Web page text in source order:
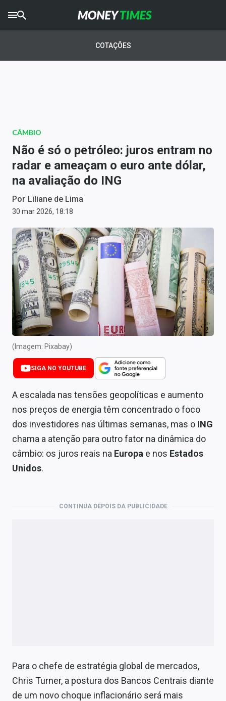
AGROTIMES
Newsletters
Money Trader
Anuncie
Últimas Notícias
Newsletters
Cotações
Comprar ou vender?
Carteiras Recomendadas
Central de Dividendos
Central de Fundos Imobiliários
Central dos IPOs
Renda Fixa
Finanças Pessoais
Mercados
Economia
Conteúdo de Marca
Sobre
COTAÇÕES
CÂMBIO
Não é só o petróleo: juros entram no
radar e ameaçam o euro ante dólar,
na avaliação do ING
Por Liliane de Lima
30 mar 2026, 18:18
(Imagem: Pixabay)
SIGA NO YOUTUBE
A escalada nas tensões geopolíticas e aumento
nos preços de energia têm concentrado o foco
dos investidores nas últimas semanas, mas o ING
chama a atenção para outro fator na dinâmica do
câmbio: os juros reais na Europa e nos Estados
Unidos.
CONTINUA DEPOIS DA PUBLICIDADE
Para o chefe de estratégia global de mercados,
Chris Turner, a postura dos Bancos Centrais diante
de um novo choque inflacionário será mais